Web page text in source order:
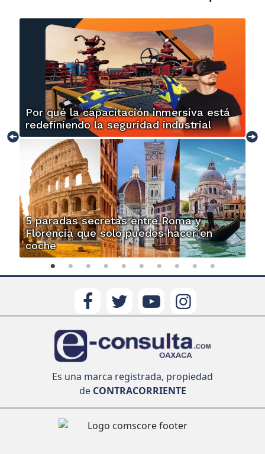
Por qué la capacitación inmersiva está
redefiniendo la seguridad industrial
5 paradas secretas entre Roma y
Florencia que solo puedes hacer en
coche
Es una marca registrada, propiedad
deCONTRACORRIENTE